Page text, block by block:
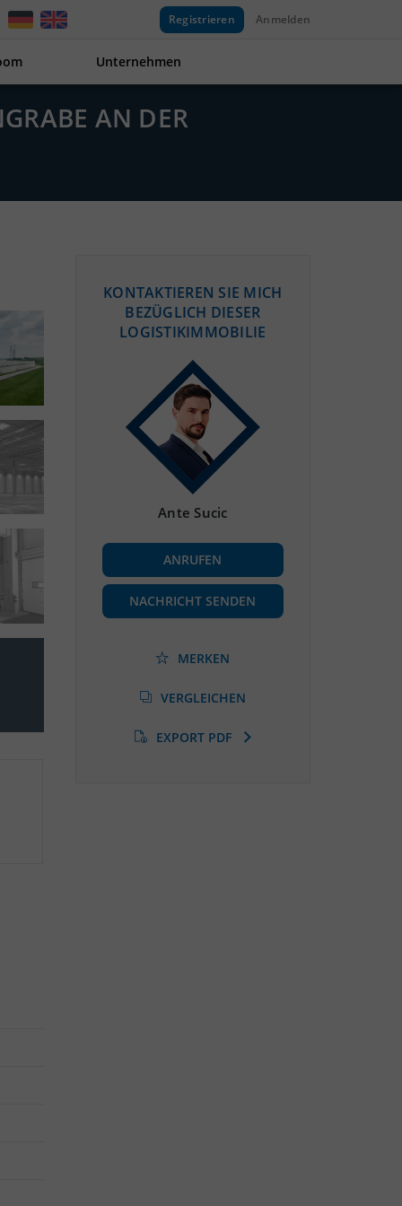
Registrieren Anmelden
Unternehmen
AN DER
KONTAKTIEREN SIE MICH
BEZÜGLICH DIESER
LOGISTIKIMMOBILIE
Ante Sucic
ANRUFEN
NACHRICHT SENDEN
MERKEN
VERGLEICHEN
EXPORT PDF